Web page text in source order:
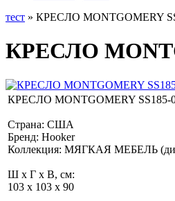
тест » КРЕСЛО MONTGOMERY
КРЕСЛО
КРЕСЛО MONTGOMERY SS185-
Страна: США
Бренд: Hooker
Коллекция: МЯГКАЯ МЕБЕЛЬ
Ш x Г x В, см:
103 x 103 x 90